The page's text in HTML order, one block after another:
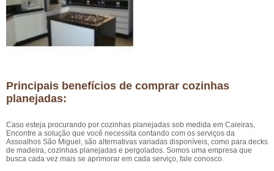
Principais benefícios de comprar cozinhas
planejadas:
Caso esteja procurando por cozinhas planejadas sob medida em Caieiras,
Encontre a solução que você necessita contando com os serviços da
Assoalhos São Miguel, são alternativas variadas disponíveis, como para decks
de madeira, cozinhas planejadas e pergolados. Somos uma empresa que
busca cada vez mais se aprimorar em cada serviço, fale conosco.